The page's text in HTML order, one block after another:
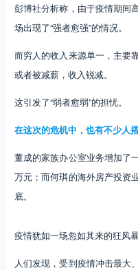
彭博社分析称，由于疫情期间
场出现了“强者愈强”的情况。
而穷人的收入来源单一，主要
或者被减薪，收入锐减。
这引发了“弱者愈弱”的担忧。
在这次的危机中，也有不少人
董成的家族办公室业务增加了
万元；而何琪的海外房产投资
底。
疫情犹如一场忽如其来的狂风暴
人们发现，受到疫情冲击最大